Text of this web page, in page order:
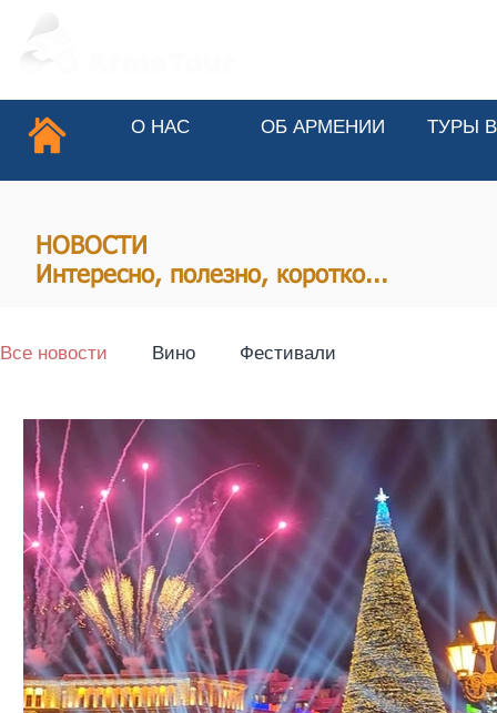
О НАС ОБ АРМЕНИИ ТУРЫ
НОВОСТИ
Интересно, полезно, коротко...
Все новости Вино Фестивали